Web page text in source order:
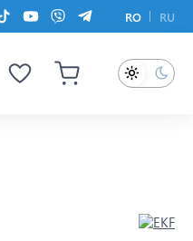
RO RU